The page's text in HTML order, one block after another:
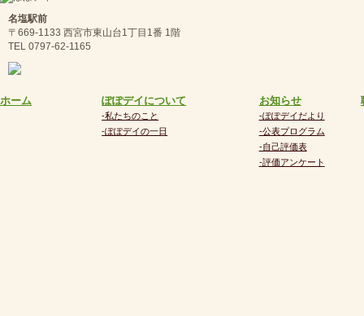
名塩駅前
〒669-1133 西宮市東山台1丁目1番 1階
TEL 0797-62-1165
ホーム ぽぽデイについて
-私たちのこと
-ぽぽデイの一日
お知らせ
-ぽぽデイだより
-公表プログラム
-自己評価表
-評価アンケート